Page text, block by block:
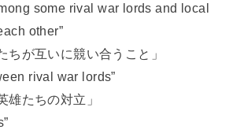
some rival war lords and local
other”
ちが互いに競い合うこと」
rival war lords”
雄たちの対立」